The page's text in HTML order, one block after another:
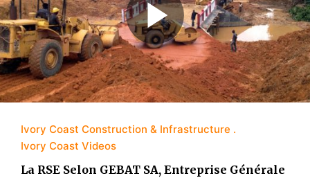
Ivory Coast Construction & Infrastructure
Ivory Coast Videos
La RSE Selon GEBAT SA, Entreprise Générale